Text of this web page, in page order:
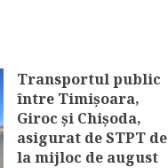
Transportul public
între Timişoara,
Giroc şi Chişoda,
asigurat de STPT de
la mijloc de august